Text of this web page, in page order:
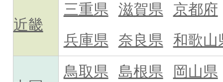
近畿
三重県 滋賀県
京都府
兵庫県
奈良県 和歌山
鳥取県 島根県
岡山県